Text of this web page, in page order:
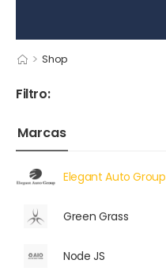
> Shop
Filtro:
Marcas
Elegant Auto Group
Green Grass
Node JS